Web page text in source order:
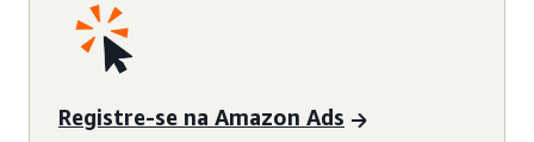
Registre-se na Amazon Ads